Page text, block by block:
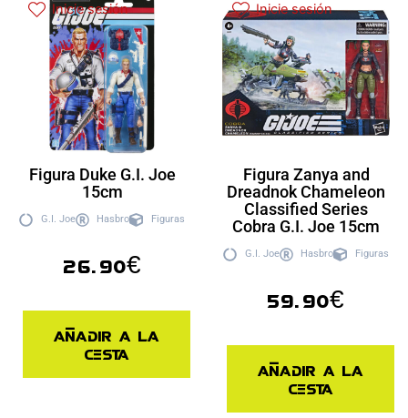
Inicie sesión
Figura Duke G.I. Joe
15cm
G.I. Joe Hasbro Figuras
26.90€
Añadir a la
cesta
Inicie sesión
Figura Zanya and
Dreadnok Chameleon
Classified Series
Cobra G.I. Joe 15cm
G.I. Joe Hasbro Figuras
59.90€
Añadir a la
cesta